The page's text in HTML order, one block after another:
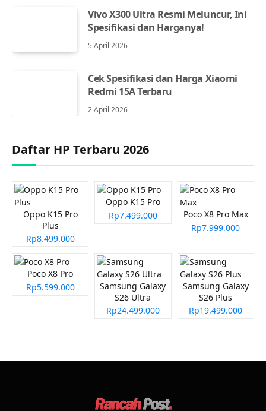
Vivo X300 Ultra Resmi Meluncur, Ini
Spesifikasi dan Harganya!
5 April 2026
Cek Spesifikasi dan Harga Xiaomi
Redmi 15A Terbaru
2 April 2026
Daftar HP Terbaru 2026
Oppo K15 Pro
Plus
Rp8.499.000
Oppo K15 Pro
Rp7.499.000
Poco X8 Pro Max
Rp7.999.000
Poco X8 Pro
Rp5.599.000
Samsung Galaxy
S26 Ultra
Rp24.499.000
Samsung Galaxy
S26 Plus
Rp19.499.000